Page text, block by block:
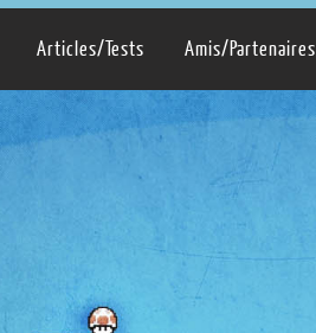
Articles/Tests Amis/Partenaires